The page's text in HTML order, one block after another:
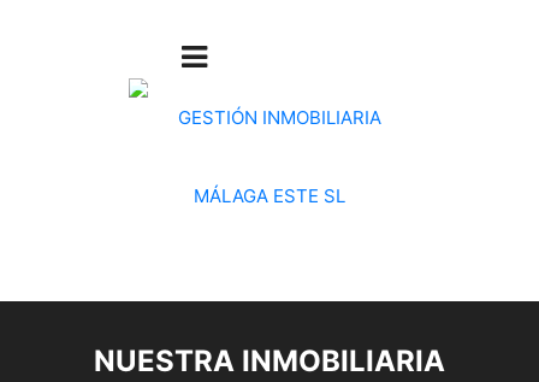
NUESTRA INMOBILIARIA